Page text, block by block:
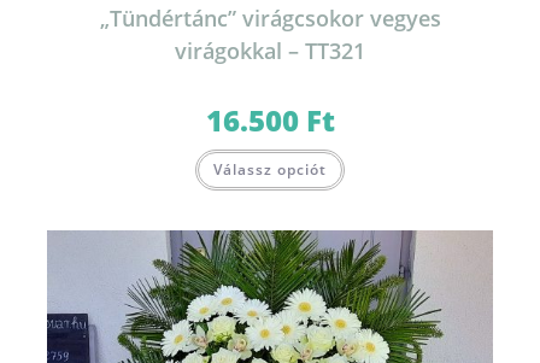
„Tündértánc” virágcsokor vegyes
virágokkal – TT321
16.500 Ft
Válassz opciót